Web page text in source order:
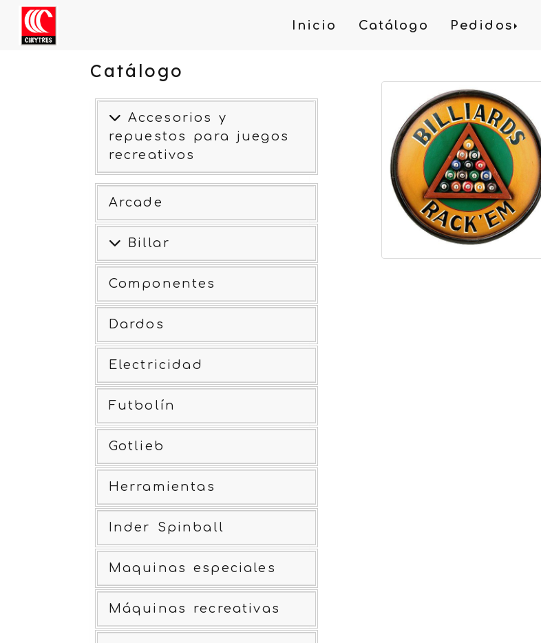
Inicio Catálogo Pedidos
Catálogo
Accesorios y
repuestos para juegos
recreativos
Arcade
Billar
Componentes
Dardos
Electricidad
Futbolín
Gotlieb
Herramientas
Inder Spinball
Maquinas especiales
Máquinas recreativas